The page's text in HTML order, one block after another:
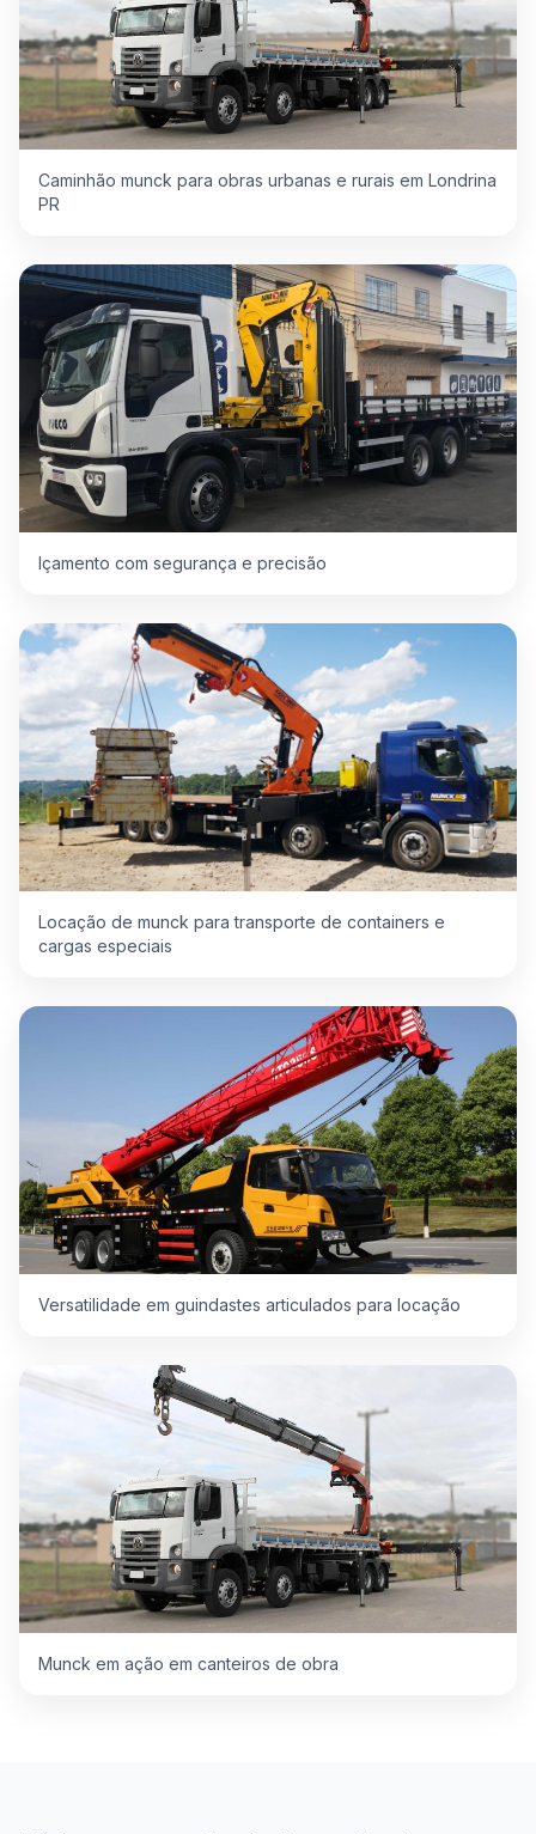
Caminhão munck para obras urbanas e rurais em Londrina
PR
Içamento com segurança e precisão
Locação de munck para transporte de containers e
cargas especiais
Versatilidade em guindastes articulados para locação
Munck em ação em canteiros de obra